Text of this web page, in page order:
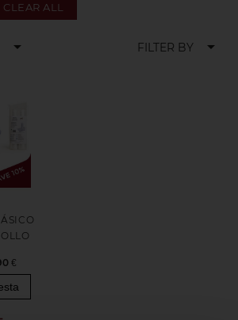
CLEAR ALL
arrow_drop_down FILTER BY arrow_drop_down
€